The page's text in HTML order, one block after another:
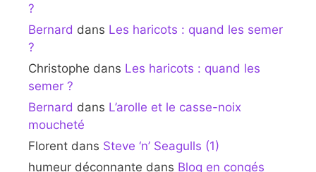
?
Bernard dans Les haricots : quand les semer
?
Christophe dans Les haricots : quand les
semer ?
Bernard dans L’arolle et le casse-noix
moucheté
Florent dans Steve ‘n’ Seagulls (1)
humeur déconnante dans Blog en congés